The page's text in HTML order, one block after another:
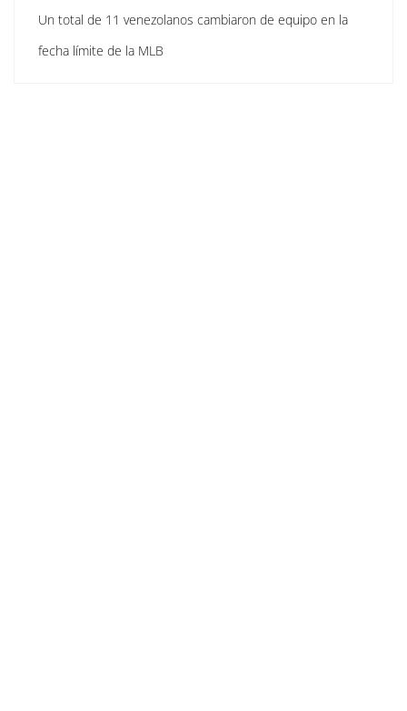
Un total de 11 venezolanos cambiaron de equipo en la
fecha límite de la MLB